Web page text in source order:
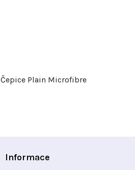
Čepice Plain Microfibre
Informace